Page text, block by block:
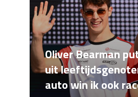
Oliver Bearman
uit
auto win ik ook